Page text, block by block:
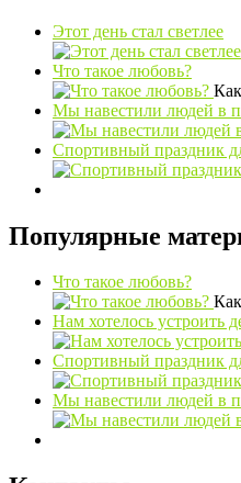
Этот день стал светлее
Что такое любовь?
Мы навестили людей в
Спортивный праздник
Популярные
Что такое любовь?
Нам хотелось устроить
Спортивный праздник
Мы навестили людей в